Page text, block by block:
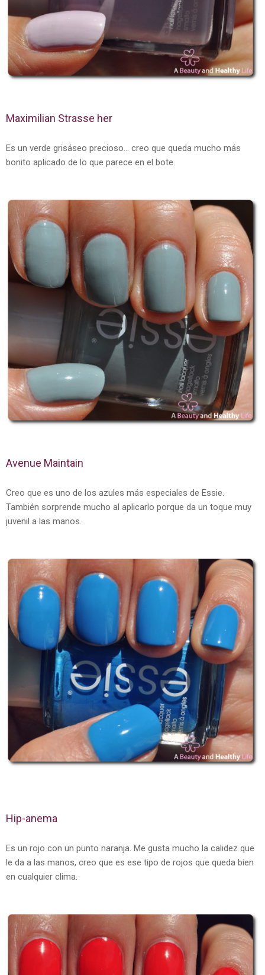
Maximilian Strasse her
Es un verde grisáseo precioso... creo que queda mucho más
bonito aplicado de lo que parece en el bote.
Avenue Maintain
Creo que es uno de los azules más especiales de Essie.
También sorprende mucho al aplicarlo porque da un toque muy
juvenil a las manos.
Hip-anema
Es un rojo con un punto naranja. Me gusta mucho la calidez que
le da a las manos, creo que es ese tipo de rojos que queda bien
en cualquier clima.